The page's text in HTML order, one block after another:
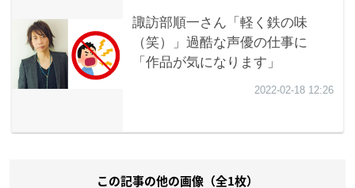
この記事の他の画像（全1枚）